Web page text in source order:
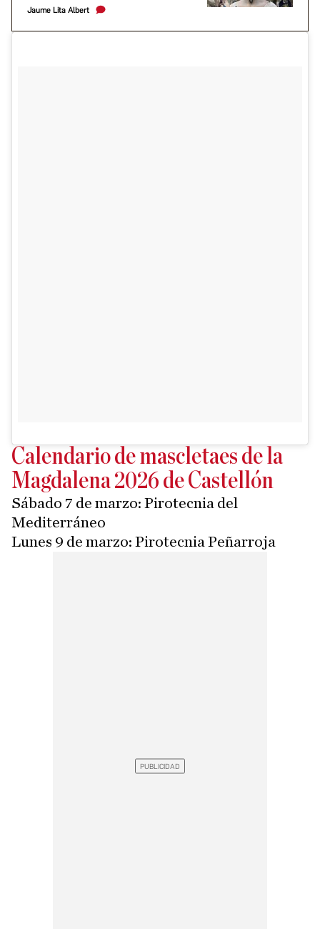
Jaume Lita Albert
Calendario de mascletaes de la
Magdalena 2026 de Castellón
Sábado 7 de marzo: Pirotecnia del
Mediterráneo
Lunes 9 de marzo: Pirotecnia Peñarroja